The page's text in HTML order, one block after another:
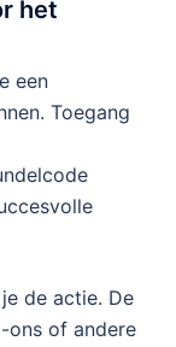
het
een
Toegang
de actie. De
ons of andere